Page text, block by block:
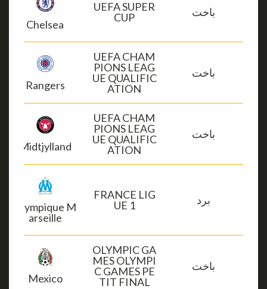
باخت
UEFA SUPER
CUP
Chelsea
باخت
UEFA CHAM
PIONS LEAG
UE QUALIFIC
ATION
Rangers
باخت
UEFA CHAM
PIONS LEAG
UE QUALIFIC
ATION
Midtjylland
برد
FRANCE LIG
UE 1
Olympique M
arseille
باخت
OLYMPIC GA
MES OLYMPI
C GAMES PE
TIT FINAL
Mexico